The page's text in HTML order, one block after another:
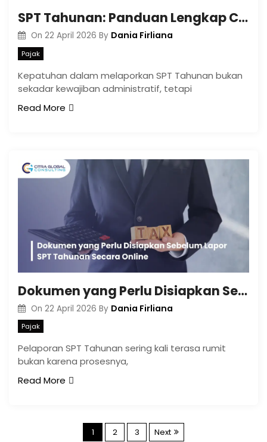
SPT Tahunan: Panduan Lengkap Cara Lapor SPT dengan Mudah dan Tepat Waktu
On 22 April 2026 By Dania Firliana
Pajak
Kepatuhan dalam melaporkan SPT Tahunan bukan
sekadar kewajiban administratif, tetapi
Read More
Dokumen yang Perlu Disiapkan Sebelum Lapor SPT Tahunan Secara Online
On 22 April 2026 By Dania Firliana
Pajak
Pelaporan SPT Tahunan sering kali terasa rumit
bukan karena prosesnya,
Read More
1 2 3 Next